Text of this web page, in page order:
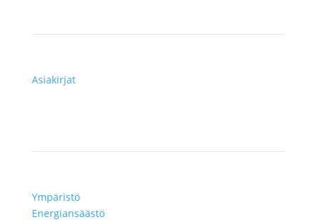
Asiakirjat
Ympäristö
Energiansäästö